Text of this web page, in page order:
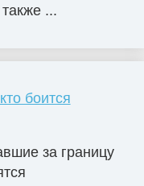
...
боится
за границу